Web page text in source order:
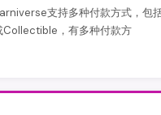
支持多种付款方式，包
，有多种付款方